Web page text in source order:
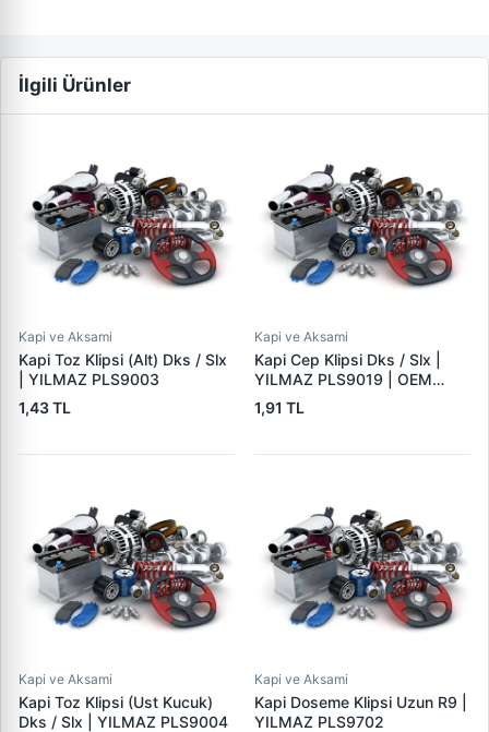
İlgili Ürünler
Kapi ve Aksami
Kapi Toz Klipsi (Alt) Dks / Slx
| YILMAZ PLS9003
1,43 TL
Kapi ve Aksami
Kapi Cep Klipsi Dks / Slx |
YILMAZ PLS9019 | OEM
14215282
1,91 TL
Kapi ve Aksami
Kapi Toz Klipsi (Ust Kucuk)
Dks / Slx | YILMAZ PLS9004
Kapi ve Aksami
Kapi Doseme Klipsi Uzun R9 |
YILMAZ PLS9702